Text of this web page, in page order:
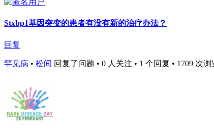
Stxbp1基因突变的患者有没有新的治疗办法？
回复
罕见病 • 松间 回复了问题 • 0 人关注 • 1 个回复 • 1709 次浏